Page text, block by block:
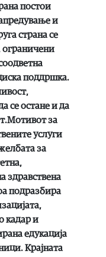
постои
и
страна се
ограничени
поддршка.
се остане и да
за
услуги
за
здравствена
подразбира
кадар и
едукација
Крајната